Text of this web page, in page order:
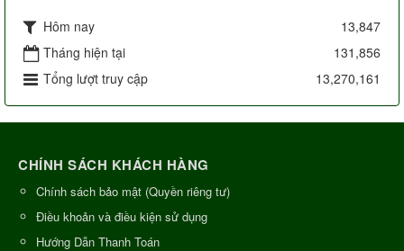
Hôm nay
13,847
Tháng hiện tại
131,856
Tổng lượt truy cập
13,270,161
CHÍNH SÁCH KHÁCH HÀNG
Chính sách bảo mật (Quyền riêng tư)
Điều khoản và điều kiện sử dụng
Hướng Dẫn Thanh Toán